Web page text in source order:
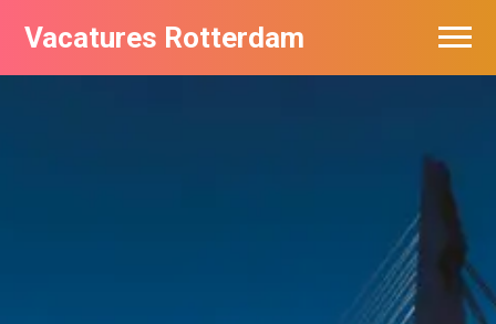
Vacatures Rotterdam
Vacatures per bedrijf